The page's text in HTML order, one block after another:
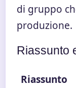
di gruppo
produzione.
Riassunto
Riassunto